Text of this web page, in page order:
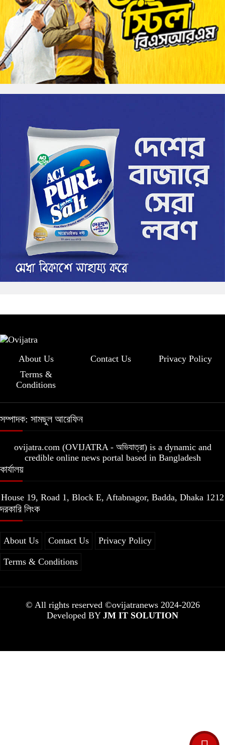
About Us Contact Us
Privacy Policy
Terms &
Conditions
সম্পাদক: সামছুল আরেফিন
ovijatra.com (OVIJATRA - অভিযাত্রা) is a dynamic and
credible online news portal based in Bangladesh
কার্যালয়
House 19, Road 1, Block E, Aftabnagor, Badda, Dhaka 1212
দরকারি লিংক
About Us Contact Us Privacy Policy
Terms & Conditions
© All rights reserved ©ovijatranews 2024-2026
Developed BY JM IT SOLUTION